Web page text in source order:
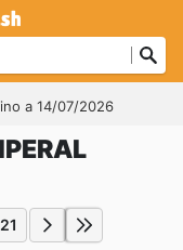
a 14/07/2026
21